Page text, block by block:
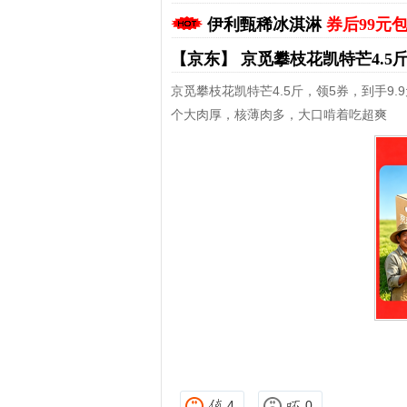
伊利甄稀冰淇淋 券后99元
【京东】 京觅攀枝花凯特芒4.5
京觅攀枝花凯特芒4.5斤，领5券，到手
个大肉厚，核薄肉多，大口啃着吃超爽
淘宝优惠券+淘宝返利